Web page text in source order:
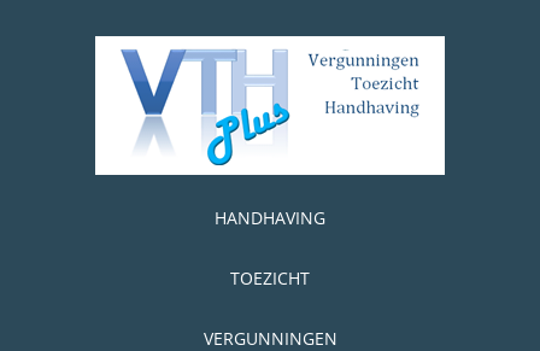
HANDHAVING
TOEZICHT
VERGUNNINGEN